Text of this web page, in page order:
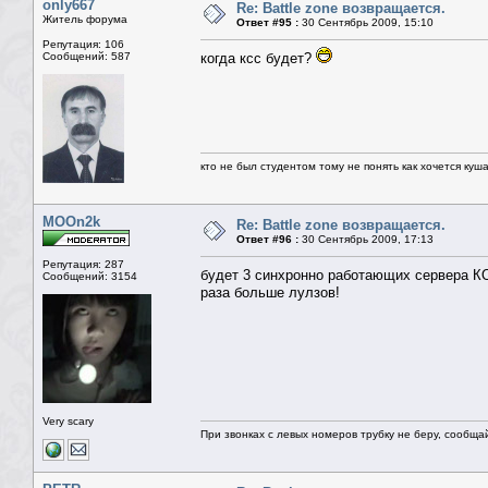
only667
Житель форума
Репутация: 106
Сообщений: 587
Re: Battle zone возвращается.
Ответ #95 : 30 Сентябрь 2009, 15:10
когда ксс будет?
кто не был студентом тому не понять как хочется
MOOn2k
Репутация: 287
Сообщений: 3154
Very scary
Re: Battle zone возвращается.
Ответ #96 : 30 Сентябрь 2009, 17:13
будет 3 синхронно работающих сервера
раза больше лулзов!
При звонках с левых номеров трубку не беру,